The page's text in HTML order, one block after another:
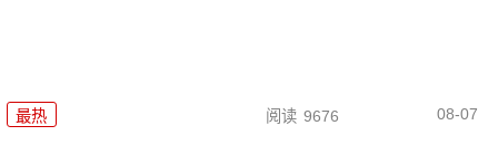
最热 阅读 9676 08-07